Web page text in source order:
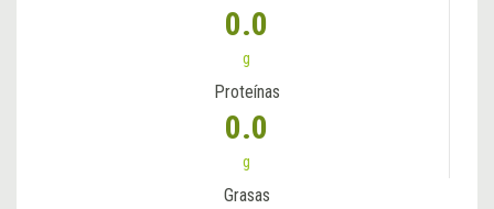
0.0
g
Proteínas
0.0
g
Grasas